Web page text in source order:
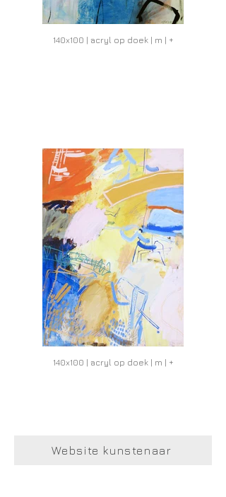
140x100 | acryl op doek | m | +
140x100 | acryl op doek | m | +
Website kunstenaar